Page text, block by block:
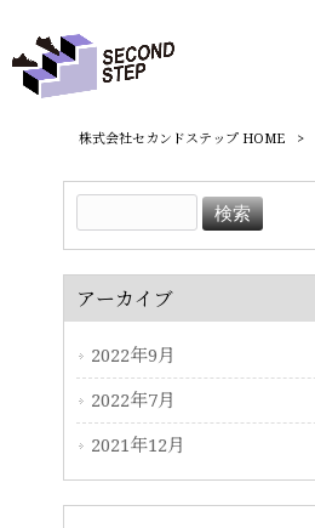
株式会社セカンドステップ HOME >
アーカイブ
2022年9月
2022年7月
2021年12月